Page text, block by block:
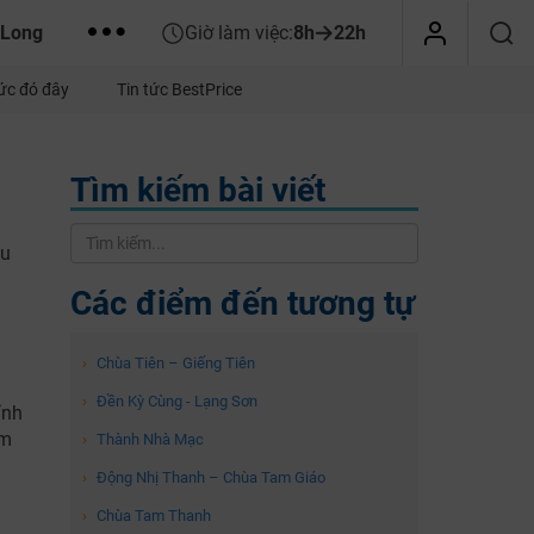
Giờ làm việc:8h 22h
đó đây Tin tức BestPrice
Tìm kiếm bài viết
Các điểm đến tương tự
› Chùa Tiên – Giếng Tiên
› Đền Kỳ Cùng - Lạng Sơn
› Thành Nhà Mạc
› Động Nhị Thanh – Chùa Tam Giáo
› Chùa Tam Thanh